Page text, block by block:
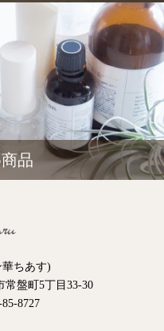
品
華ちあす)
常盤町5丁目33-30
8727